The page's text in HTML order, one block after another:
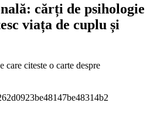
cărți de psihologie
viața de cuplu și